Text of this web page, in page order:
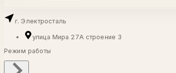
г. Электросталь
улица Мира 27А строение 3
Режим работы